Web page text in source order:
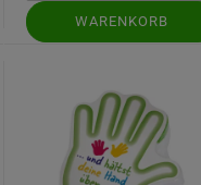
WARENKORB